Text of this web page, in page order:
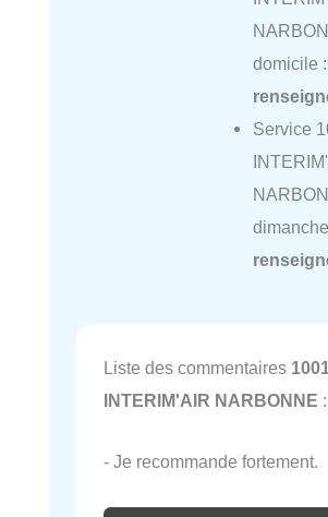
domicile :
Service
Liste des commentaires
INTERIM'AIR NARBONNE :
- Je recommande fortement.